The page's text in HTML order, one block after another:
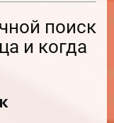
поиск
и когда